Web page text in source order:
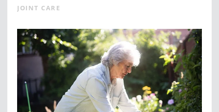
JOINT CARE